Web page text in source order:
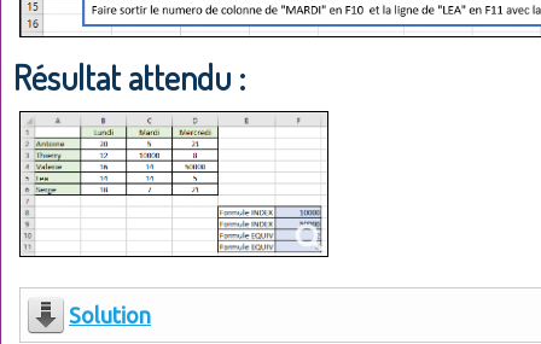
Résultat attendu :
Solution